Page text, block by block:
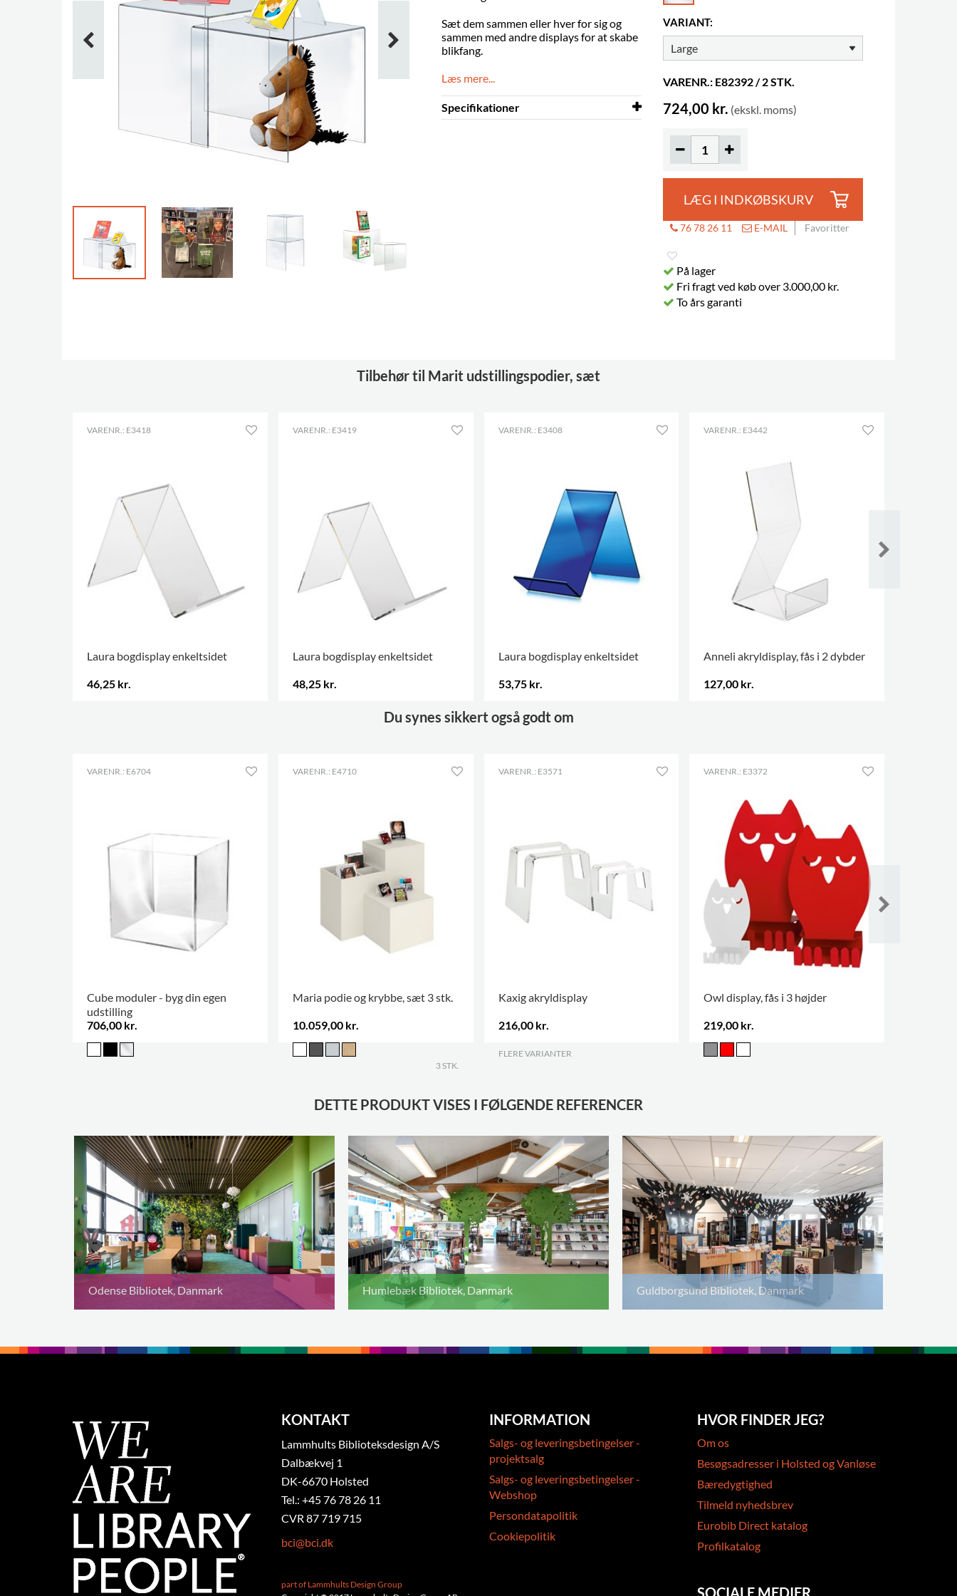
Sæt dem sammen eller hver for sig og
sammen med andre displays for at skabe
blikfang.
Læs mere...
Specifikationer
VARIANT:
VARENR.: E82392 / 2 STK.
724,00 kr. (ekskl. moms)
LÆG I INDKØBSKURV
76 78 26 11 E-MAIL Favoritter
På lager
Fri fragt ved køb over 3.000,00 kr.
To års garanti
Tilbehør til Marit udstillingspodier, sæt
VARENR.: E3418
Laura bogdisplay enkeltsidet
46,25 kr.
VARENR.: E3419
Laura bogdisplay enkeltsidet
48,25 kr.
VARENR.: E3408
Laura bogdisplay enkeltsidet
53,75 kr.
VARENR.: E3442
Anneli akryldisplay, fås i 2 dybder
127,00 kr.
Du synes sikkert også godt om
VARENR.: E6704
Cube moduler - byg din egen
udstilling
706,00 kr.
VARENR.: E4710
Maria podie og krybbe, sæt 3 stk.
10.059,00 kr.
3 STK.
VARENR.: E3571
Kaxig akryldisplay
216,00 kr.
FLERE VARIANTER
VARENR.: E3372
Owl display, fås i 3 højder
219,00 kr.
DETTE PRODUKT VISES I FØLGENDE REFERENCER
Odense Bibliotek, Danmark Humlebæk Bibliotek, Danmark Guldborgsund Bibliotek, Danmark
KONTAKT
Lammhults Biblioteksdesign A/S
Dalbækvej 1
DK-6670 Holsted
Tel.: +45 76 78 26 11
CVR 87 719 715
bci@bci.dk
part of Lammhults Design Group
INFORMATION
Salgs- og leveringsbetingelser -
projektsalg
Salgs- og leveringsbetingelser -
Webshop
Persondatapolitik
Cookiepolitik
HVOR FINDER JEG?
Om os
Besøgsadresser i Holsted og Vanløse
Bæredygtighed
Tilmeld nyhedsbrev
Eurobib Direct katalog
Profilkatalog
SOCIALE MEDIER